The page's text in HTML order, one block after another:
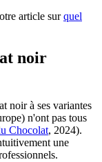
article surquel
noir
noir à ses variantes
n'ont pas tous
Chocolat, 2024).
une